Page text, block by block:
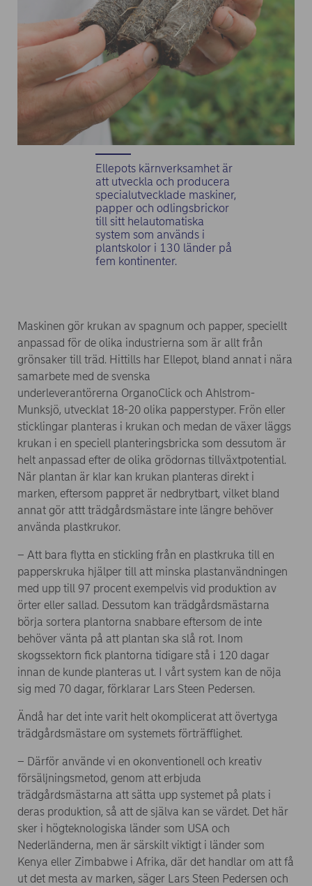
Ellepots kärnverksamhet är
att utveckla och producera
specialutvecklade maskiner,
papper och odlingsbrickor
till sitt helautomatiska
system som används i
plantskolor i 130 länder på
fem kontinenter.
Maskinen gör krukan av spagnum och papper, speciellt
anpassad för de olika industrierna som är allt från
grönsaker till träd. Hittills har Ellepot, bland annat i nära
samarbete med de svenska
underleverantörerna OrganoClick och Ahlstrom-
Munksjö, utvecklat 18-20 olika papperstyper. Frön eller
sticklingar planteras i krukan och medan de växer läggs
krukan i en speciell planteringsbricka som dessutom är
helt anpassad efter de olika grödornas tillväxtpotential.
När plantan är klar kan krukan planteras direkt i
marken, eftersom pappret är nedbrytbart, vilket bland
annat gör attt trädgårdsmästare inte längre behöver
använda plastkrukor.
– Att bara flytta en stickling från en plastkruka till en
papperskruka hjälper till att minska plastanvändningen
med upp till 97 procent exempelvis vid produktion av
örter eller sallad. Dessutom kan trädgårdsmästarna
börja sortera plantorna snabbare eftersom de inte
behöver vänta på att plantan ska slå rot. Inom
skogssektorn fick plantorna tidigare stå i 120 dagar
innan de kunde planteras ut. I vårt system kan de nöja
sig med 70 dagar, förklarar Lars Steen Pedersen.
Ändå har det inte varit helt okomplicerat att övertyga
trädgårdsmästare om systemets förträfflighet.
– Därför använde vi en okonventionell och kreativ
försäljningsmetod, genom att erbjuda
trädgårdsmästarna att sätta upp systemet på plats i
deras produktion, så att de själva kan se värdet. Det här
sker i högteknologiska länder som USA och
Nederländerna, men är särskilt viktigt i länder som
Kenya eller Zimbabwe i Afrika, där det handlar om att få
ut det mesta av marken, säger Lars Steen Pedersen och